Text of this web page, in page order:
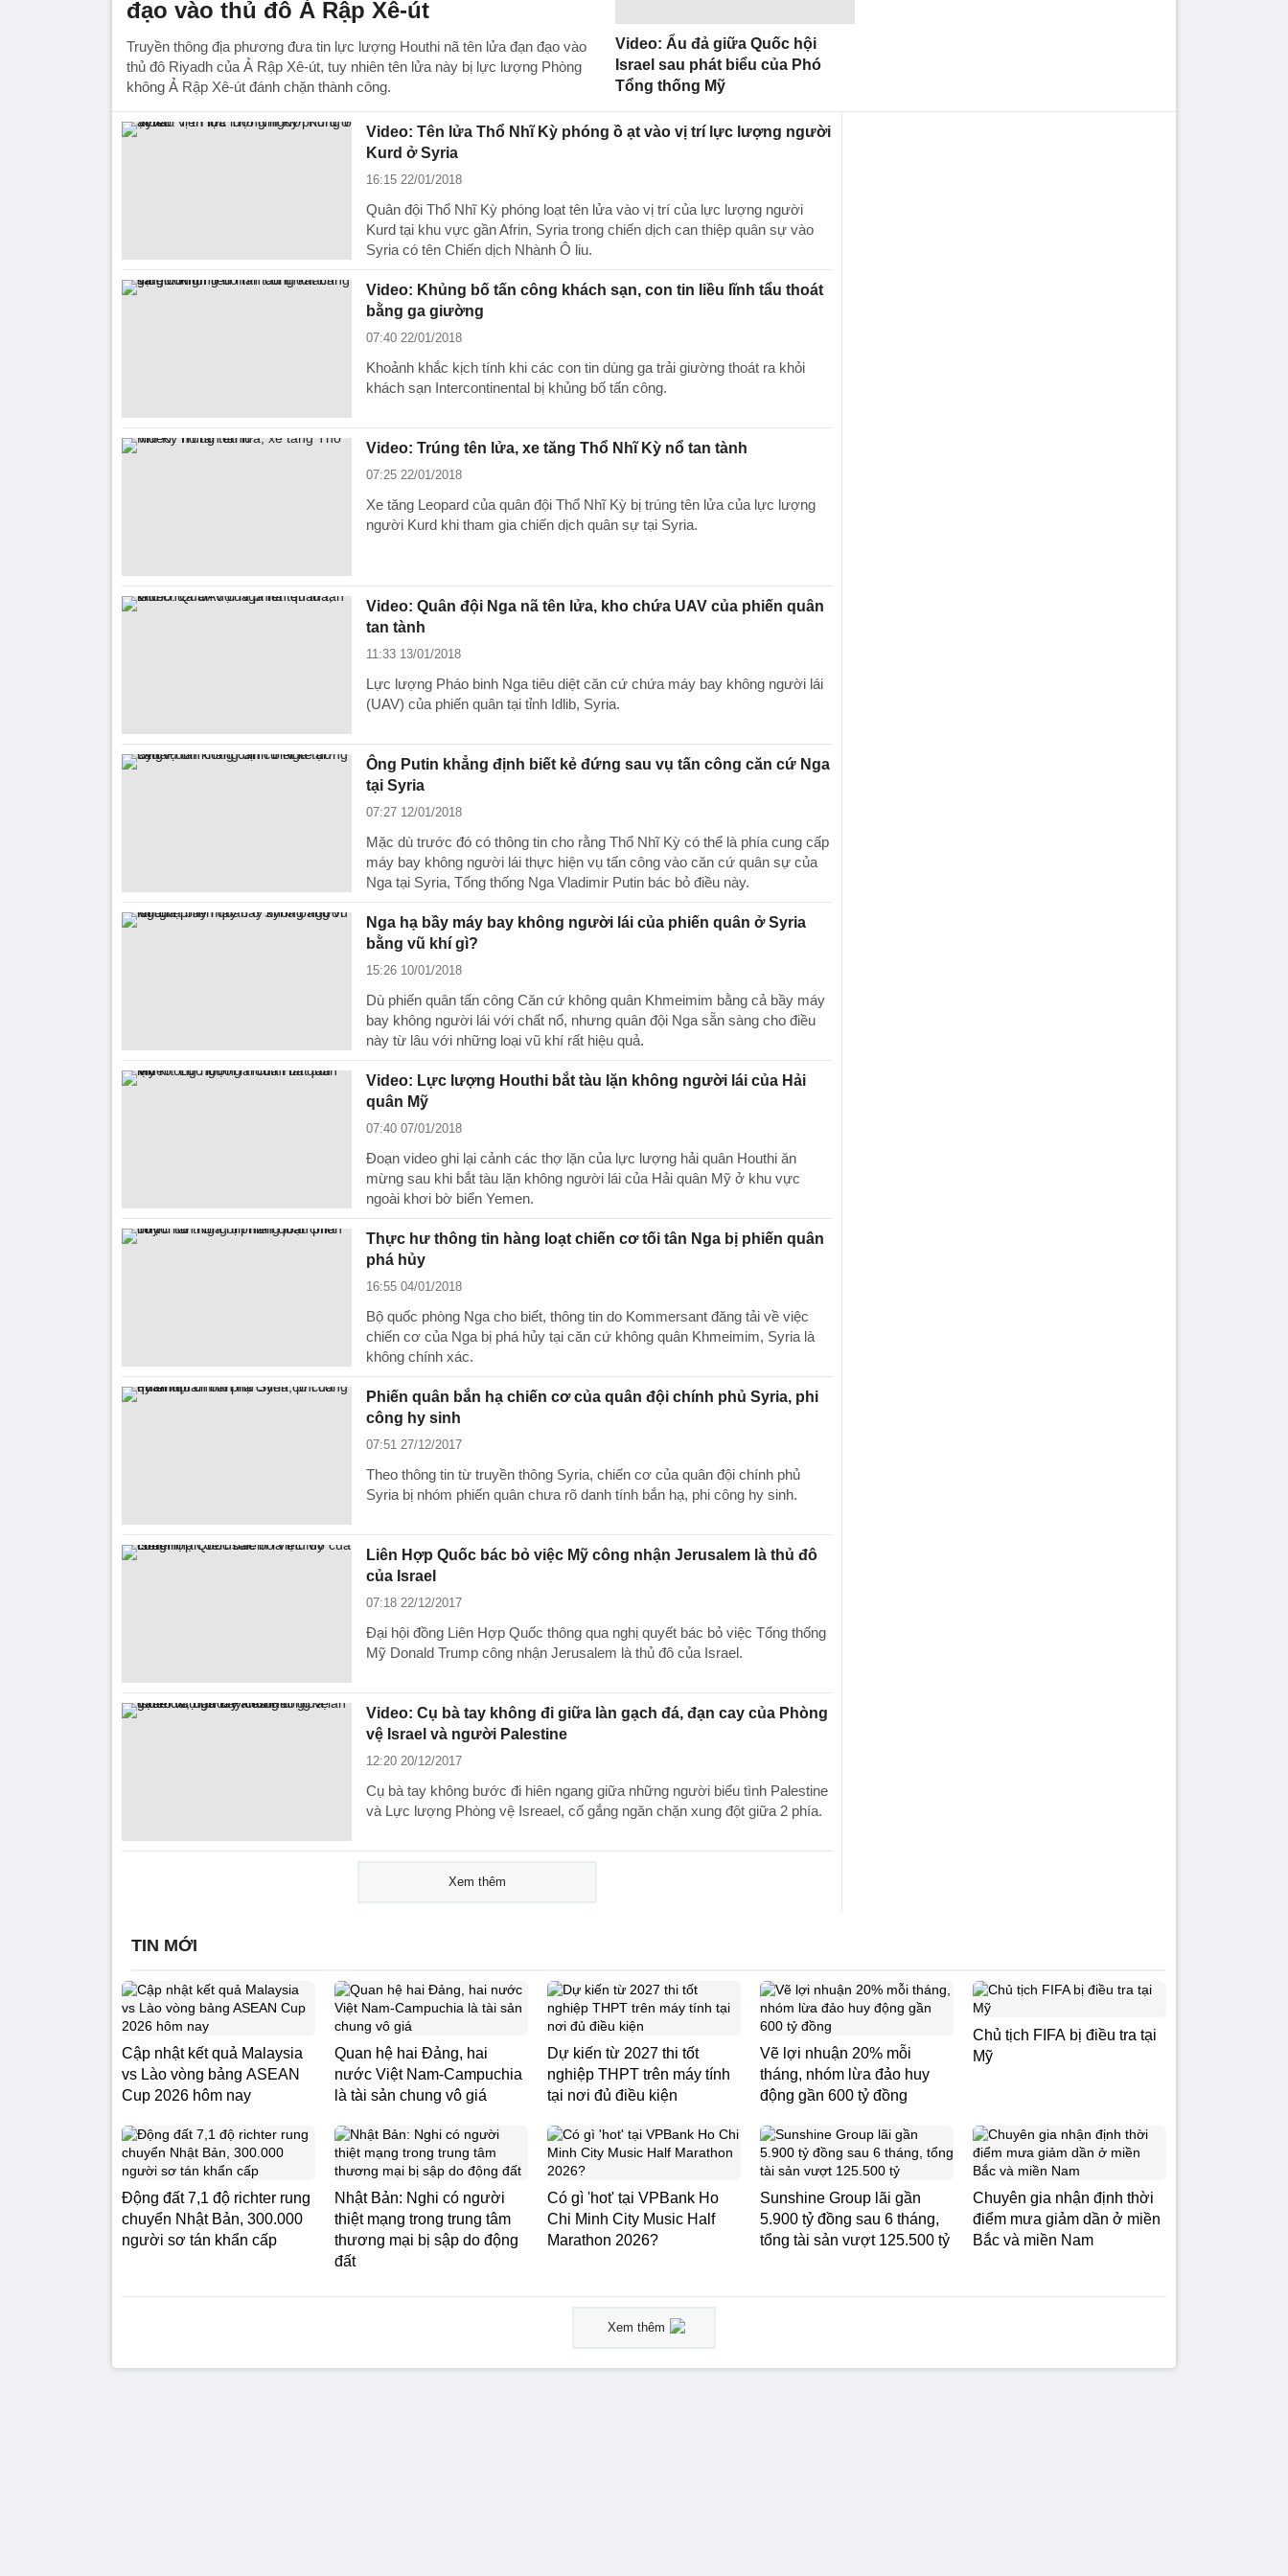
đạo vào thủ đô Ả Rập Xê-út
Truyền thông địa phương đưa tin lực lượng Houthi nã tên lửa đạn đạo vào
thủ đô Riyadh của Ả Rập Xê-út, tuy nhiên tên lửa này bị lực lượng Phòng
không Ả Rập Xê-út đánh chặn thành công.
Video: Ẩu đả giữa Quốc hội
Israel sau phát biểu của Phó
Tổng thống Mỹ
Video: Tên lửa Thổ Nhĩ Kỳ phóng ồ ạt vào vị trí lực lượng người
Kurd ở Syria
16:15 22/01/2018
Quân đội Thổ Nhĩ Kỳ phóng loạt tên lửa vào vị trí của lực lượng người
Kurd tại khu vực gần Afrin, Syria trong chiến dịch can thiệp quân sự vào
Syria có tên Chiến dịch Nhành Ô liu.
Video: Khủng bố tấn công khách sạn, con tin liều lĩnh tẩu thoát
bằng ga giường
07:40 22/01/2018
Khoảnh khắc kịch tính khi các con tin dùng ga trải giường thoát ra khỏi
khách sạn Intercontinental bị khủng bố tấn công.
Video: Trúng tên lửa, xe tăng Thổ Nhĩ Kỳ nổ tan tành
07:25 22/01/2018
Xe tăng Leopard của quân đội Thổ Nhĩ Kỳ bị trúng tên lửa của lực lượng
người Kurd khi tham gia chiến dịch quân sự tại Syria.
Video: Quân đội Nga nã tên lửa, kho chứa UAV của phiến quân
tan tành
11:33 13/01/2018
Lực lượng Pháo binh Nga tiêu diệt căn cứ chứa máy bay không người lái
(UAV) của phiến quân tại tỉnh Idlib, Syria.
Ông Putin khẳng định biết kẻ đứng sau vụ tấn công căn cứ Nga
tại Syria
07:27 12/01/2018
Mặc dù trước đó có thông tin cho rằng Thổ Nhĩ Kỳ có thể là phía cung cấp
máy bay không người lái thực hiện vụ tấn công vào căn cứ quân sự của
Nga tại Syria, Tổng thống Nga Vladimir Putin bác bỏ điều này.
Nga hạ bầy máy bay không người lái của phiến quân ở Syria
bằng vũ khí gì?
15:26 10/01/2018
Dù phiến quân tấn công Căn cứ không quân Khmeimim bằng cả bầy máy
bay không người lái với chất nổ, nhưng quân đội Nga sẵn sàng cho điều
này từ lâu với những loại vũ khí rất hiệu quả.
Video: Lực lượng Houthi bắt tàu lặn không người lái của Hải
quân Mỹ
07:40 07/01/2018
Đoạn video ghi lại cảnh các thợ lặn của lực lượng hải quân Houthi ăn
mừng sau khi bắt tàu lặn không người lái của Hải quân Mỹ ở khu vực
ngoài khơi bờ biển Yemen.
Thực hư thông tin hàng loạt chiến cơ tối tân Nga bị phiến quân
phá hủy
16:55 04/01/2018
Bộ quốc phòng Nga cho biết, thông tin do Kommersant đăng tải về việc
chiến cơ của Nga bị phá hủy tại căn cứ không quân Khmeimim, Syria là
không chính xác.
Phiến quân bắn hạ chiến cơ của quân đội chính phủ Syria, phi
công hy sinh
07:51 27/12/2017
Theo thông tin từ truyền thông Syria, chiến cơ của quân đội chính phủ
Syria bị nhóm phiến quân chưa rõ danh tính bắn hạ, phi công hy sinh.
Liên Hợp Quốc bác bỏ việc Mỹ công nhận Jerusalem là thủ đô
của Israel
07:18 22/12/2017
Đại hội đồng Liên Hợp Quốc thông qua nghị quyết bác bỏ việc Tổng thống
Mỹ Donald Trump công nhận Jerusalem là thủ đô của Israel.
Video: Cụ bà tay không đi giữa làn gạch đá, đạn cay của Phòng
vệ Israel và người Palestine
12:20 20/12/2017
Cụ bà tay không bước đi hiên ngang giữa những người biểu tình Palestine
và Lực lượng Phòng vệ Isreael, cố gắng ngăn chặn xung đột giữa 2 phía.
Xem thêm
TIN MỚI
Cập nhật kết quả Malaysia
vs Lào vòng bảng ASEAN
Cup 2026 hôm nay
Quan hệ hai Đảng, hai
nước Việt Nam-Campuchia
là tài sản chung vô giá ​
Dự kiến từ 2027 thi tốt
nghiệp THPT trên máy tính
tại nơi đủ điều kiện
Vẽ lợi nhuận 20% mỗi
tháng, nhóm lừa đảo huy
động gần 600 tỷ đồng
Chủ tịch FIFA bị điều tra tại
Mỹ
Động đất 7,1 độ richter rung
chuyển Nhật Bản, 300.000
người sơ tán khẩn cấp
Nhật Bản: Nghi có người
thiệt mạng trong trung tâm
thương mại bị sập do động
đất
Có gì 'hot' tại VPBank Ho
Chi Minh City Music Half
Marathon 2026?
Sunshine Group lãi gần
5.900 tỷ đồng sau 6 tháng,
tổng tài sản vượt 125.500 tỷ
Chuyên gia nhận định thời
điểm mưa giảm dần ở miền
Bắc và miền Nam
Xem thêm